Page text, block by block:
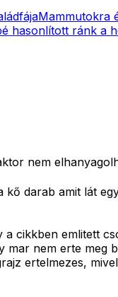
Mammutokra
hasonlított ránk a
nem
darab amit lát
cikkben emlitett
nem erte meg
ertelmezes,